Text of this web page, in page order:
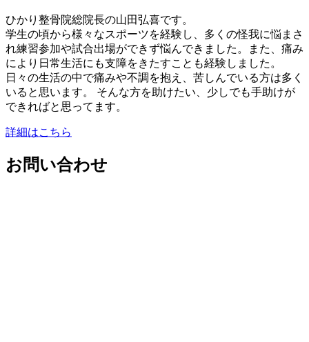
ひかり整骨院総院長の山田弘喜です。
学生の頃から様々なスポーツを経験し、多くの怪我に悩まさ
れ練習参加や試合出場ができず悩んできました。また、痛み
により日常生活にも支障をきたすことも経験しました。
日々の生活の中で痛みや不調を抱え、苦しんでいる方は多く
いると思います。 そんな方を助けたい、少しでも手助けが
できればと思ってます。
詳細はこちら
お問い合わせ